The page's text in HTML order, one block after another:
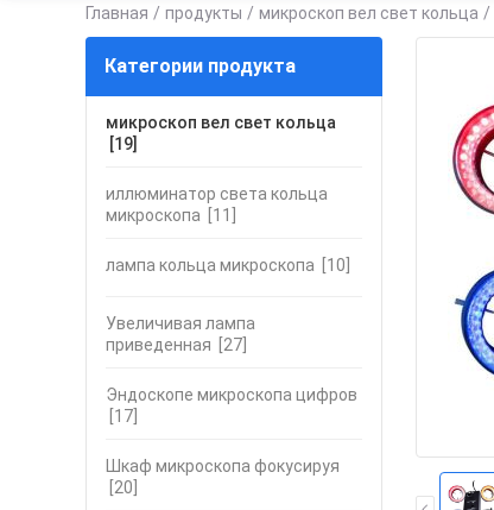
Главная / продукты / микроскоп вел свет кольца /
Категории продукта
микроскоп вел свет кольца
[19]
иллюминатор света кольца
микроскопа [11]
лампа кольца микроскопа [10]
Увеличивая лампа
приведенная [27]
Эндоскопе микроскопа цифров
[17]
Шкаф микроскопа фокусируя
[20]